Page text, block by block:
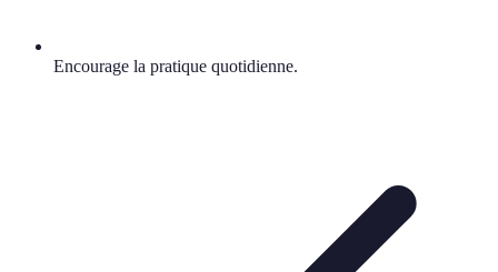
Encourage la pratique quotidienne.